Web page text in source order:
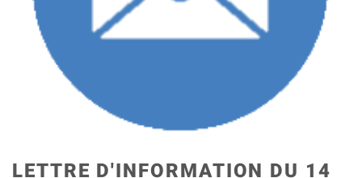
LETTRE D'INFORMATION DU 14